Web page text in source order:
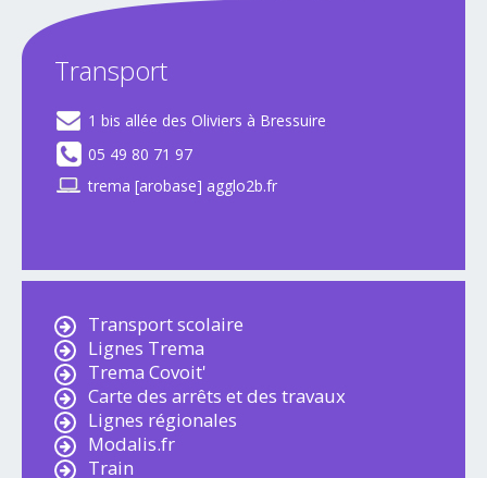
Transport
1 bis allée des Oliviers à Bressuire
05 49 80 71 97
trema [arobase] agglo2b.fr
Transport scolaire
Lignes Trema
Trema Covoit'
Carte des arrêts et des travaux
Lignes régionales
Modalis.fr
Train